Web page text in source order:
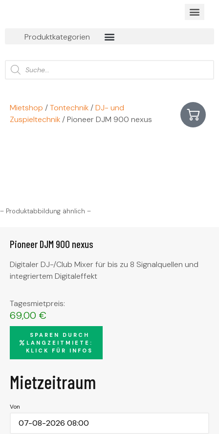
Produktkategorien
Mietshop /Tontechnik /DJ- und
Zuspieltechnik / Pioneer DJM 900 nexus
– Produktabbildung ähnlich –
Pioneer DJM 900 nexus
Digitaler DJ-/Club Mixer für bis zu 8 Signalquellen und
integriertem Digitaleffekt
Tagesmietpreis:
69,00 €
SPAREN DURCH
LANGZEITMIETE:
KLICK FÜR INFOS
Mietzeitraum
Von